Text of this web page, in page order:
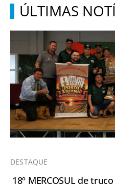
ÚLTIMAS
DESTAQUE
18º MERCOSUL de